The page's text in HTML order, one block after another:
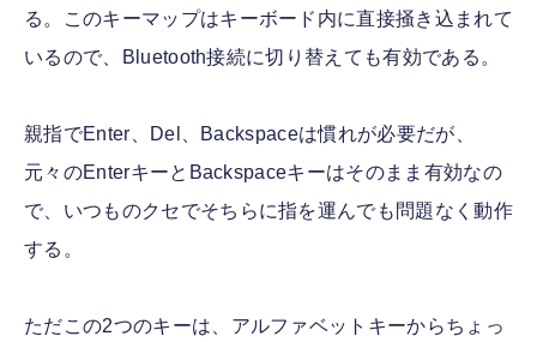
る。このキーマップはキーボード内に直接掻き込まれて
いるので、Bluetooth接続に切り替えても有効である。
親指でEnter、Del、Backspaceは慣れが必要だが、
元々のEnterキーとBackspaceキーはそのまま有効なの
で、いつものクセでそちらに指を運んでも問題なく動作
する。
ただこの2つのキーは、アルファベットキーからちょっ